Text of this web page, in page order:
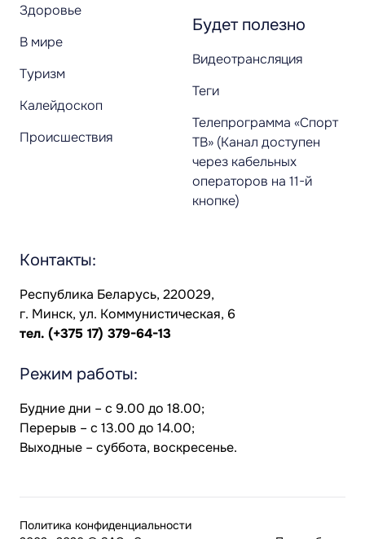
Здоровье
В мире
Туризм
Калейдоскоп
Происшествия
Будет полезно
Видеотрансляция
Теги
Телепрограмма «Спорт
ТВ» (Канал доступен
через кабельных
операторов на 11-й
кнопке)
Контакты:
Республика Беларусь, 220029,
г. Минск, ул. Коммунистическая, 6
тел. (+375 17) 379-64-13
Режим работы:
Будние дни – с 9.00 до 18.00;
Перерыв – с 13.00 до 14.00;
Выходные – суббота, воскресенье.
Политика конфиденциальности